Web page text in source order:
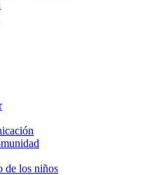
de los niños